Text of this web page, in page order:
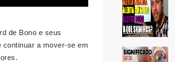
de Bono e seus
continuar a mover-se em